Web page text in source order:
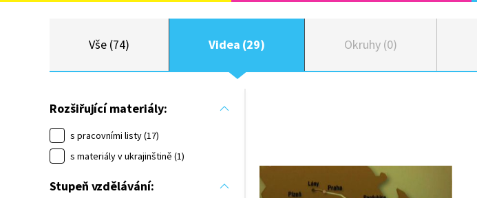
Vše (74) Videa (29) Okruhy (0)
Rozšiřující materiály:
s pracovními listy (17)
s materiály v ukrajinštině (1)
Stupeň vzdělávání: